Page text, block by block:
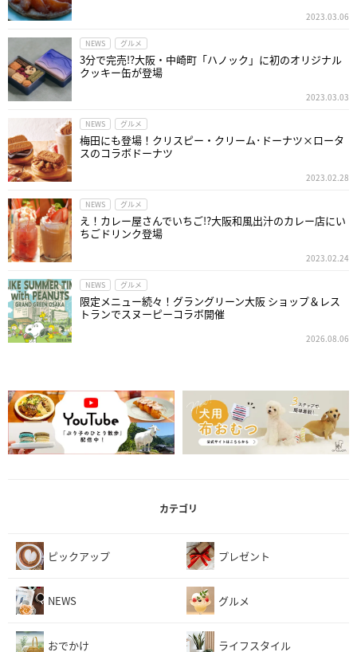
2023.03.06
NEWS グルメ
3分で完売!?大阪・中崎町「ハノック」に初のオリジナル
クッキー缶が登場
2023.03.03
NEWS グルメ
梅田にも登場！クリスピー・クリーム･ドーナツ×ロータ
スのコラボドーナツ
2023.02.28
NEWS グルメ
え！カレー屋さんでいちご!?大阪和風出汁のカレー店にい
ちごドリンク登場
2023.02.24
NEWS グルメ
限定メニュー続々！グラングリーン大阪 ショップ＆レス
トランでスヌーピーコラボ開催
2026.08.06
カテゴリ
ピックアップ プレゼント
NEWS グルメ
おでかけ ライフスタイル